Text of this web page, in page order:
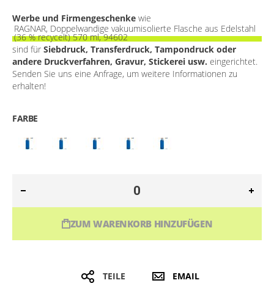
Werbe und Firmengeschenke wie
RAGNAR, Doppelwandige vakuumisolierte Flasche aus Edelstahl
(36 % recycelt) 570 ml, 94602
sind für Siebdruck, Transferdruck, Tampondruck oder
andere Druckverfahren, Gravur, Stickerei usw. eingerichtet.
Senden Sie uns eine Anfrage, um weitere Informationen zu
erhalten!
FARBE
ZUM WARENKORB HINZUFÜGEN
TEILE EMAIL